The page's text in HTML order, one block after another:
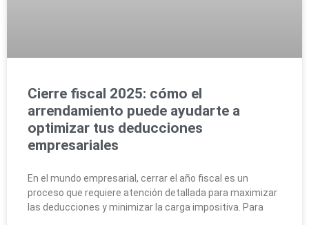
Cierre fiscal 2025: cómo el
arrendamiento puede ayudarte a
optimizar tus deducciones
empresariales
En el mundo empresarial, cerrar el año fiscal es un
proceso que requiere atención detallada para maximizar
las deducciones y minimizar la carga impositiva. Para